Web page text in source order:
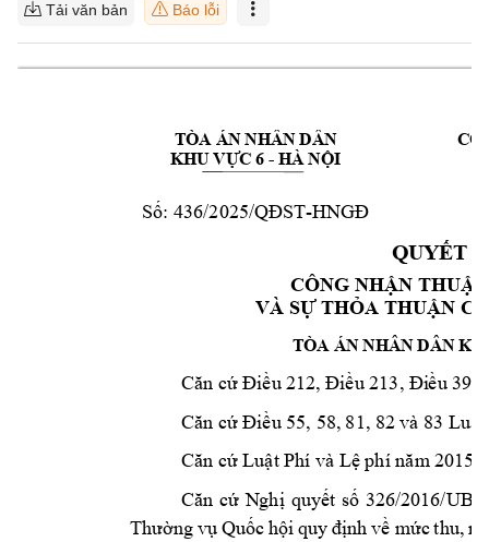
Tải văn bản Báo lỗi
TÒA ÁN NHÂN DÂN
KHU VỰC 6 - HÀ NỘI
Số: 436/2025/QĐST-HNGĐ
QUYẾT
CÔNG NHẬN
VÀ SỰ THỎA THUẬN C
TÒA ÁN NHÂN DÂN
Căn cứ Điều 212, Điều 213, Điều 397
Căn cứ Điều 55, 58, 81, 82 và 83
Căn cứ Luật Phí và Lệ phí năm 2015;
Căn cứ Nghị quyết số 326/2016/
Thường vụ Quốc hội quy định về mức thu,